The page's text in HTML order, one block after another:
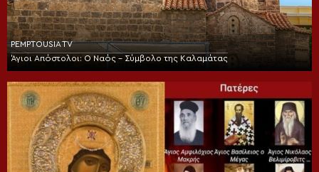
PEMPTOUSIA TV
Άγιοι Απόστολοι: Ο Ναός – Σύμβολο της Καλαμάτας